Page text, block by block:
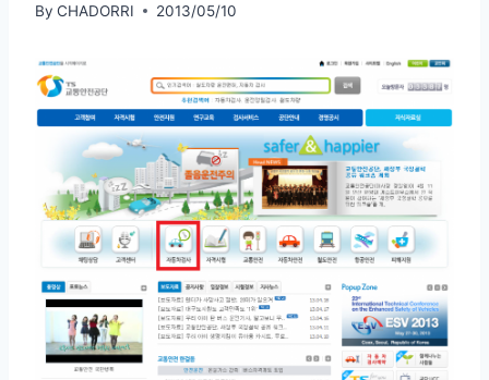
By CHADORRI 2013/05/10